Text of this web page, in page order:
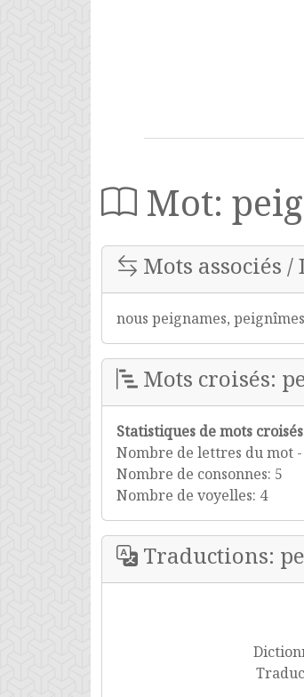
Mot:
Mots associés
nous peignames,
Mots croisés:
Statistiques de mots
Nombre de lettres du mot -
Nombre de consonnes: 5
Nombre de voyelles: 4
Traductions: